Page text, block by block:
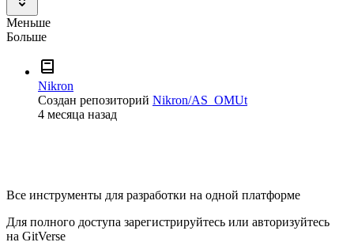
Меньше
Больше
Nikron
Создан репозиторий Nikron/AS_OMUt
4 месяца назад
Все инструменты для разработки на одной платформе
Для полного доступа зарегистрируйтесь или авторизуйтесь
на GitVerse